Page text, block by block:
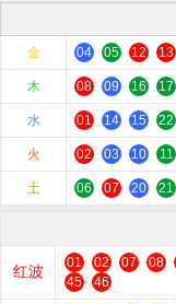
金 04 05 12 13
木 08 09 16 17
水 01 14 15 22
火 02 03 10 11
土 06 07 20 21
红波 01 02 07 08
45
46